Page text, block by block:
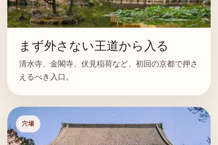
まず外さない王道から入る
清水寺、金閣寺、伏見稲荷など、初回の京都で押さ
えるべき入口。
穴場